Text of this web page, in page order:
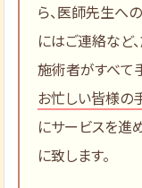
ら、医師先生へ
にはご連絡など
施術者がすべて
お忙しい皆様の
にサービスを進
に致します。